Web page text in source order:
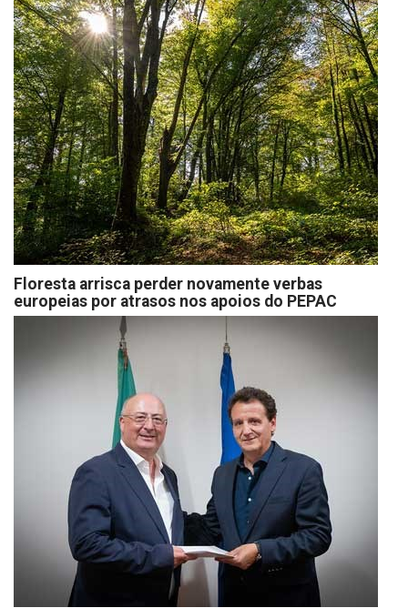
Floresta arrisca perder novamente verbas
europeias por atrasos nos apoios do PEPAC